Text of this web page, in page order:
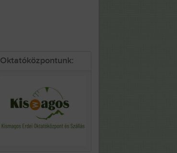
Oktatóközpontunk: